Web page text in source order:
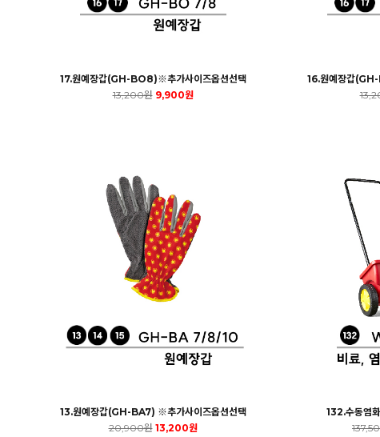
17.원예장갑(GH-BO8)※추가사이즈옵션선택
13,200원 9,900원
16.원예장갑
13.원예장갑(GH-BA7) ※추가사이즈옵션선택
20,900원 13,200원
132.수동염